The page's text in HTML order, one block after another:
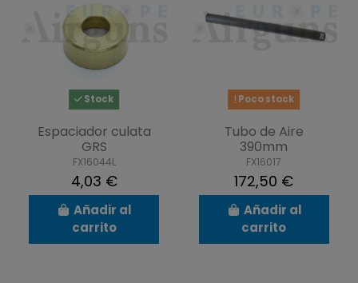
Stock
Espaciador culata
GRS
FX16044L
4,03 €
Añadir al
carrito
Poco stock
Tubo de Aire
390mm
FX16017
172,50 €
Añadir al
carrito